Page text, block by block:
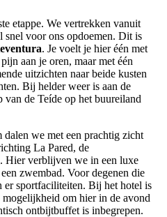
etappe. We vertrekken vanuit
snel voor ons opdoemen. Dit is
. Je voelt je hier één met
aan je oren, maar met één
uitzichten naar beide kusten
Bij helder weer is aan de
de Teíde op het buureiland
we met een prachtig zicht
La Pared, de
Hier verblijven we in een luxe
zwembad. Voor degenen die
er sportfaciliteiten. Bij het hotel is
om hier in de avond
ontbijtbuffet is inbegrepen.